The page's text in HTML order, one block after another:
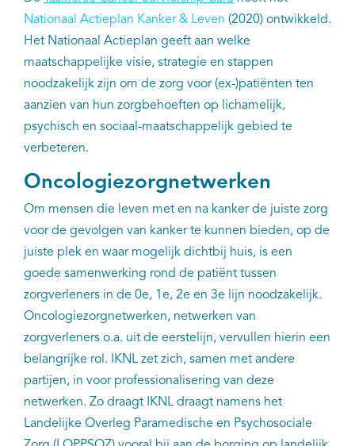
Nationaal Actieplan Kanker & Leven (2020) ontwikkeld.
Het Nationaal Actieplan geeft aan welke
maatschappelijke visie, strategie en stappen
noodzakelijk zijn om de zorg voor (ex-)patiënten ten
aanzien van hun zorgbehoeften op lichamelijk,
psychisch en sociaal-maatschappelijk gebied te
verbeteren.
Oncologiezorgnetwerken
Om mensen die leven met en na kanker de juiste zorg
voor de gevolgen van kanker te kunnen bieden, op de
juiste plek en waar mogelijk dichtbij huis, is een
goede samenwerking rond de patiënt tussen
zorgverleners in de 0e, 1e, 2e en 3e lijn noodzakelijk.
Oncologiezorgnetwerken, netwerken van
zorgverleners o.a. uit de eerstelijn, vervullen hierin een
belangrijke rol. IKNL zet zich, samen met andere
partijen, in voor professionalisering van deze
netwerken. Zo draagt IKNL draagt namens het
Landelijke Overleg Paramedische en Psychosociale